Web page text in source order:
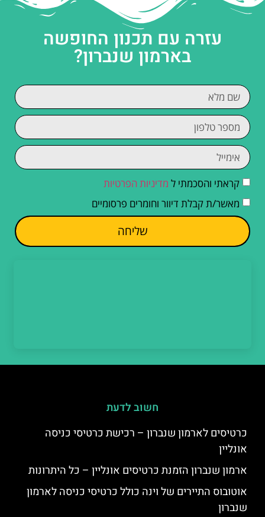
עזרה עם תכנון החופשה
בארמון שנברון?
קראתי והסכמתי ל מדיניות הפרטיות
מאשר/ת קבלת דיוור וחומרים פרסומיים
שליחה
חשוב לדעת
כרטיסים לארמון שנברון – רכישת כרטיסי כניסה
אונליין
ארמון שנברון הזמנת כרטיסים אונליין – כל היתרונות
אוטובוס התיירים של וינה כולל כרטיסי כניסה לארמון
שנברון